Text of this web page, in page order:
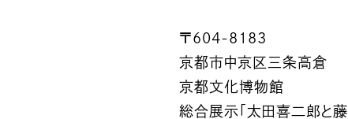
〒604-8183
京都市中京区三条高倉
京都文化博物館
総合展示「太田喜二郎と